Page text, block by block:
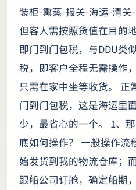
装柜-熏蒸-报关-海运-清关
但客人需按照货值在目的
即门到门包税，与DDU类
税，即客户全程无需操作
只需在家中坐等收货。 正
门到门包税，这是海运里
少，最省心的一个。 1、
底如何操作？ 一般操作流
始发货到我的物流仓库；
跟船公司订舱，确定船期